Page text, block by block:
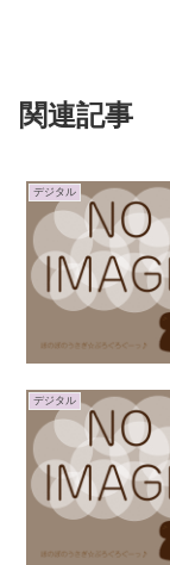
関連記事
デジタル
デジタル